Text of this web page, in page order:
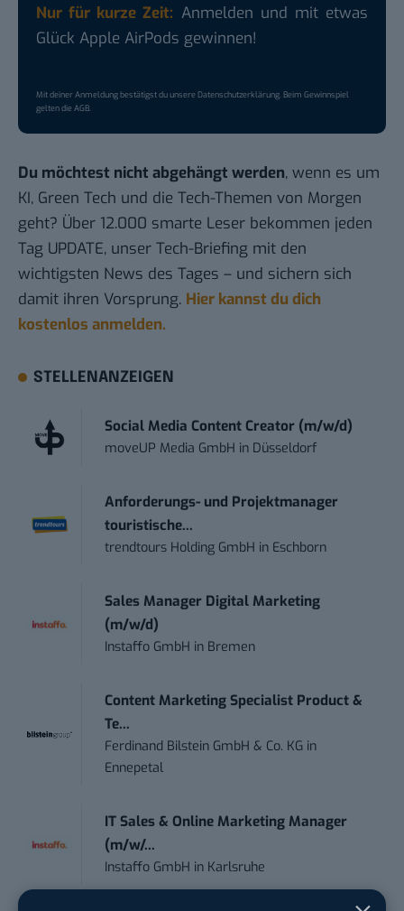
Nur für kurze Zeit: Anmelden und mit etwas
Glück Apple AirPods gewinnen!
Mit deiner Anmeldung bestätigst du unsereDatenschutzerklärung. Beim Gewinnspiel
gelten dieAGB.
Du möchtest nicht abgehängt werden, wenn es um
KI, Green Tech und die Tech-Themen von Morgen
geht? Über 12.000 smarte Leser bekommen jeden
Tag UPDATE, unser Tech-Briefing mit den
wichtigsten News des Tages – und sichern sich
damit ihren Vorsprung. Hier kannst du dich
kostenlos anmelden.
STELLENANZEIGEN
Social Media Content Creator (m/w/d)
moveUP Media GmbH in Düsseldorf
Anforderungs- und Projektmanager
touristische...
trendtours Holding GmbH in Eschborn
Sales Manager Digital Marketing
(m/w/d)
Instaffo GmbH in Bremen
Content Marketing Specialist Product &
Te...
Ferdinand Bilstein GmbH & Co. KG in
Ennepetal
IT Sales & Online Marketing Manager
(m/w/...
Instaffo GmbH in Karlsruhe